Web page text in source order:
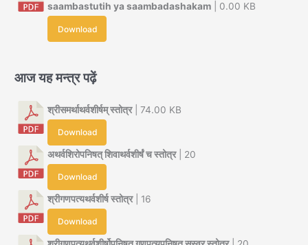
saambastutih ya saambadashakam | 0.00 KB
Download
आज यह मन्त्र पढ़ें
श्रीसमर्थाथर्वशीर्षम् स्तोत्र| 74.00 KB
Download
अथर्वशिरोपनिषत् शिवाथर्वशीर्षं च स्तोत्र| 20
Download
श्रीगणपत्यथर्वशीर्ष स्तोत्र| 16
Download